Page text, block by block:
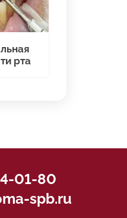
рта
01-80
spb.ru